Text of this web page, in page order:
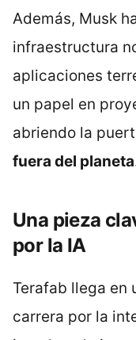
Además, Musk
infraestructura
aplicaciones
un papel en
abriendo la
fuera del planeta
Una pieza
por la IA
Terafab llega en
carrera por la